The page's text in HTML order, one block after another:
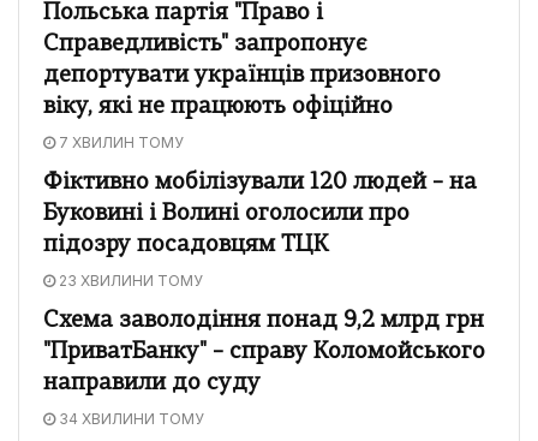
Польська партія "Право і
Справедливість" запропонує
депортувати українців призовного
віку, які не працюють офіційно
7 ХВИЛИН ТОМУ
Фіктивно мобілізували 120 людей – на
Буковині і Волині оголосили про
підозру посадовцям ТЦК
23 ХВИЛИНИ ТОМУ
Схема заволодіння понад 9,2 млрд грн
"ПриватБанку" – справу Коломойського
направили до суду
34 ХВИЛИНИ ТОМУ